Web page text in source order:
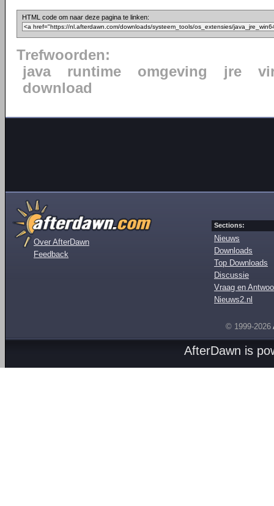
HTML code om naar deze pagina te linken:
Trefwoorden:
java
runtime omgeving jre
download
Over AfterDawn
Feedback
Sections:
Nieuws
Downloads
Top Downloads
Discussie
Vraag en
Nieuws2.nl
© 1999-2026
AfterDawn is